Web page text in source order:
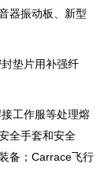
器振动板、新型
垫片用补强纤
工作服等处理熔
全手套和安全
备；Carrace飞行